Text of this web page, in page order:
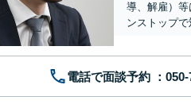
導、解雇）
ンストップで
電話で面談予約